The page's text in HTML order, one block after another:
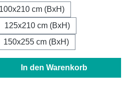
100x210 cm (BxH)
125x210 cm (BxH)
150x255 cm (BxH)
den gewünschten
In den Warenkorb